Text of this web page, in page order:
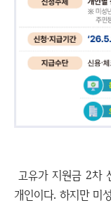
고유가 지원금 2차
개인이다. 하지만 미